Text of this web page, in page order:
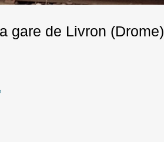
gare de Livron (Drome)